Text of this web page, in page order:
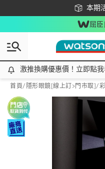
本期
下載
屈
激推換購優惠價！立即點我看
激推換購優惠價！立即點
首頁/ 隱形眼鏡[線上訂>門市取]/